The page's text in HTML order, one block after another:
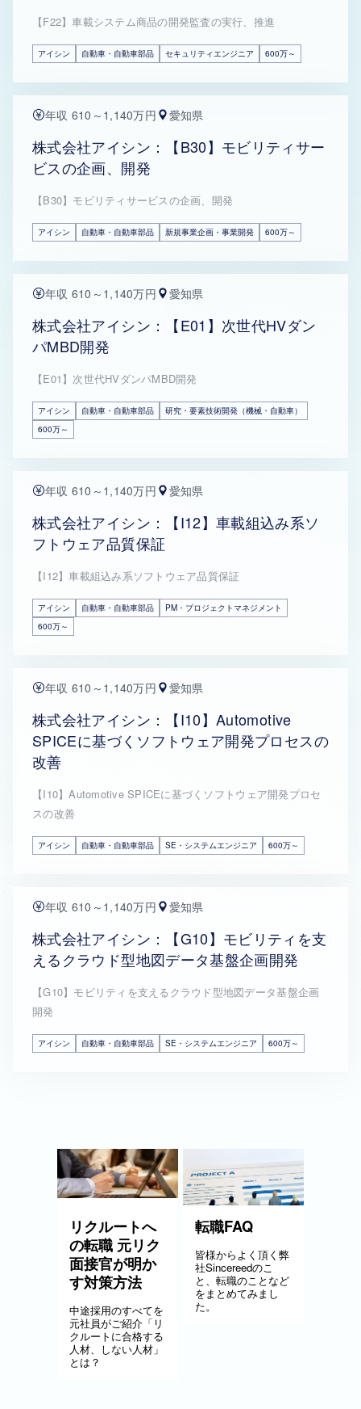
【F22】車載システム商品の開発監査の実行、推進
アイシン 自動車・自動車部品 セキュリティエンジニア 600万～
年収 610～1,140万円 愛知県
株式会社アイシン：【B30】モビリティサー
ビスの企画、開発
【B30】モビリティサービスの企画、開発
アイシン 自動車・自動車部品 新規事業企画・事業開発 600万～
年収 610～1,140万円 愛知県
株式会社アイシン：【E01】次世代HVダン
パMBD開発
【E01】次世代HVダンパMBD開発
アイシン 自動車・自動車部品
研究・要素技術開発（機械・自動車）
600万～
年収 610～1,140万円 愛知県
株式会社アイシン：【I12】車載組込み系ソ
フトウェア品質保証
【I12】車載組込み系ソフトウェア品質保証
アイシン 自動車・自動車部品
PM・プロジェクトマネジメント
600万～
年収 610～1,140万円 愛知県
株式会社アイシン：【I10】Automotive
SPICEに基づくソフトウェア開発プロセスの
改善
【I10】Automotive SPICEに基づくソフトウェア開発プロセ
スの改善
アイシン 自動車・自動車部品 SE・システムエンジニア 600万～
年収 610～1,140万円 愛知県
株式会社アイシン：【G10】モビリティを支
えるクラウド型地図データ基盤企画開発
【G10】モビリティを支えるクラウド型地図データ基盤企画
開発
アイシン 自動車・自動車部品 SE・システムエンジニア 600万～
リクルートへ
の転職 元リク
面接官が明か
す対策方法
中途採用のすべてを
元社員がご紹介「リ
クルートに合格する
人材、しない人材」
とは？
転職FAQ
皆様からよく頂く弊
社Sincereedのこ
と、転職のことなど
をまとめてみまし
た。